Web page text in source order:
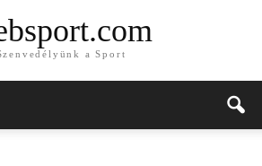
a Sport